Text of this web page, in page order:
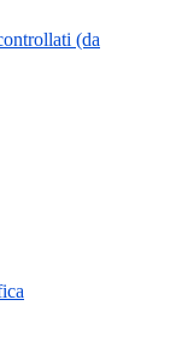
(da